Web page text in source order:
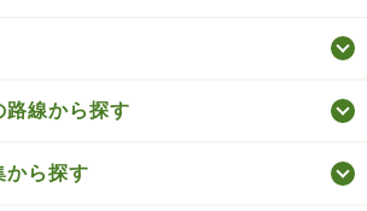
路線から探す
から探す